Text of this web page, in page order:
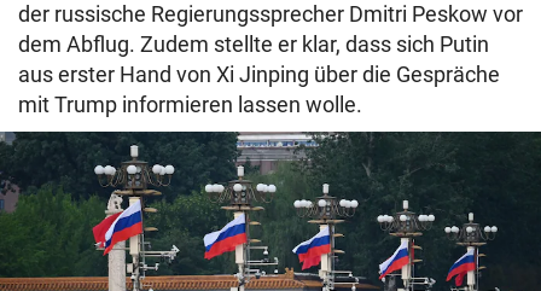
der russische Regierungssprecher Dmitri Peskow vor
dem Abflug. Zudem stellte er klar, dass sich Putin
aus erster Hand von Xi Jinping über die Gespräche
mit Trump informieren lassen wolle.